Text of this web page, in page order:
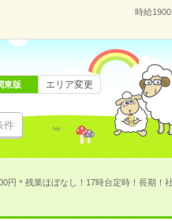
時給
件
東版 エリア変更
円＊残業ほぼなし！17時台定時！長期！